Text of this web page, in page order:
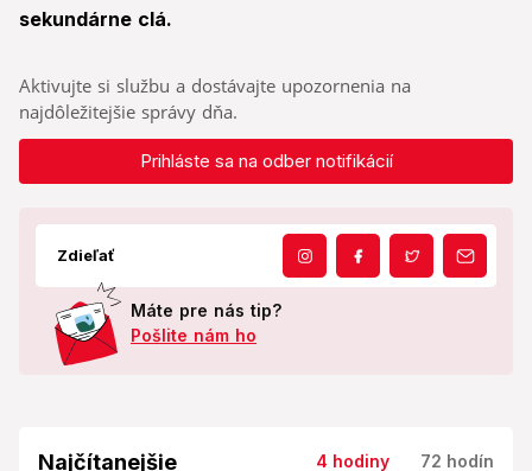
sekundárne clá.
Aktivujte si službu a dostávajte upozornenia na
najdôležitejšie správy dňa.
Prihláste sa na odber notifikácií
Zdieľať
Máte pre nás tip?
Pošlite nám ho
Najčítanejšie 4 hodiny 72 hodín